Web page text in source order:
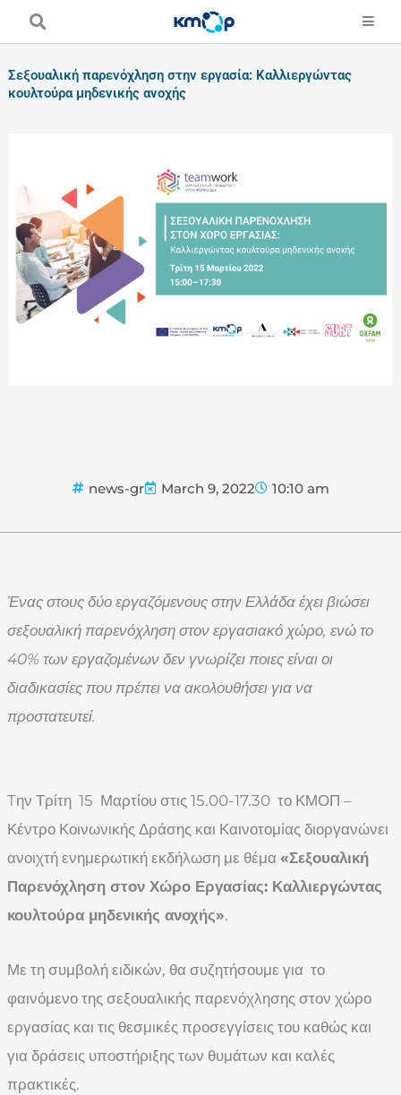
Σεξουαλική παρενόχληση στην εργασία: Καλλιεργώντας
κουλτούρα μηδενικής ανοχής
news-gr March 9, 2022 10:10 am
Ένας στους δύο εργαζόμενους στην Ελλάδα έχει βιώσει
σεξουαλική παρενόχληση στον εργασιακό χώρο, ενώ το
40% των εργαζομένων δεν γνωρίζει ποιες είναι οι
διαδικασίες που πρέπει να ακολουθήσει για να
προστατευτεί.
Tην Τρίτη 15 Μαρτίου στις 15.00-17.30 το ΚΜΟΠ –
Κέντρο Κοινωνικής Δράσης και Καινοτομίας διοργανώνει
ανοιχτή ενημερωτική εκδήλωση με θέμα «Σεξουαλική
Παρενόχληση στον Χώρο Εργασίας: Καλλιεργώντας
κουλτούρα μηδενικής ανοχής».
Με τη συμβολή ειδικών, θα συζητήσουμε για το
φαινόμενο της σεξουαλικής παρενόχλησης στον χώρο
εργασίας και τις θεσμικές προσεγγίσεις του καθώς και
για δράσεις υποστήριξης των θυμάτων και καλές
πρακτικές.